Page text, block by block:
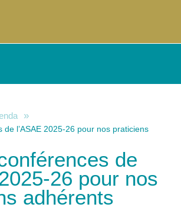
»
de l’ASAE 2025-26 pour nos praticiens
de
26 pour nos
adhérents